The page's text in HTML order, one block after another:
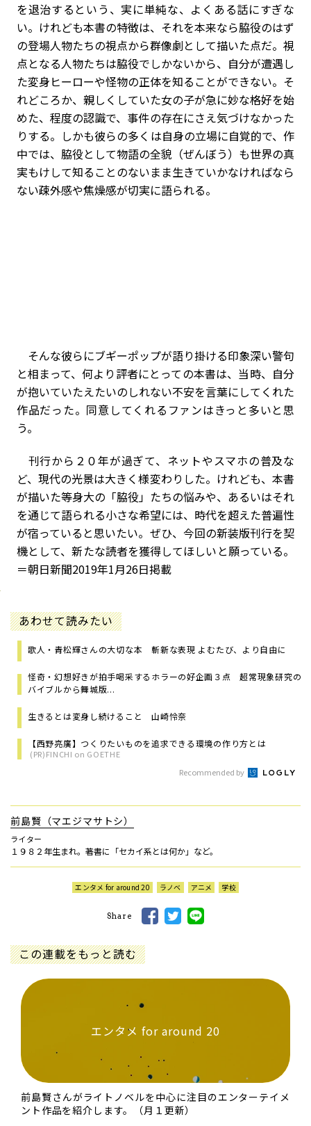
を退治するという、実に単純な、よくある話にすぎな
い。けれども本書の特徴は、それを本来なら脇役のはず
の登場人物たちの視点から群像劇として描いた点だ。視
点となる人物たちは脇役でしかないから、自分が遭遇し
た変身ヒーローや怪物の正体を知ることができない。そ
れどころか、親しくしていた女の子が急に妙な格好を始
めた、程度の認識で、事件の存在にさえ気づけなかった
りする。しかも彼らの多くは自身の立場に自覚的で、作
中では、脇役として物語の全貌（ぜんぼう）も世界の真
実もけして知ることのないまま生きていかなければなら
ない疎外感や焦燥感が切実に語られる。
そんな彼らにブギーポップが語り掛ける印象深い警句
と相まって、何より評者にとっての本書は、当時、自分
が抱いていたえたいのしれない不安を言葉にしてくれた
作品だった。同意してくれるファンはきっと多いと思
う。
刊行から２０年が過ぎて、ネットやスマホの普及な
ど、現代の光景は大きく様変わりした。けれども、本書
が描いた等身大の「脇役」たちの悩みや、あるいはそれ
を通じて語られる小さな希望には、時代を超えた普遍性
が宿っていると思いたい。ぜひ、今回の新装版刊行を契
機として、新たな読者を獲得してほしいと願っている。
＝朝日新聞2019年1月26日掲載
あわせて読みたい
歌人・青松輝さんの大切な本 斬新な表現 よむたび、より自由に
怪奇・幻想好きが拍手喝采するホラーの好企画３点 超常現象研究の
バイブルから舞城版...
生きるとは変身し続けること 山崎怜奈
【西野亮廣】つくりたいものを追求できる環境の作り方とは
(PR)FINCHI on GOETHE
Recommended by
前島賢（マエジマサトシ）
ライター
１９８２年生まれ。著書に「セカイ系とは何か」など。
エンタメ for around 20 ラノベ アニメ 学校
Share
この連載をもっと読む
エンタメ for around 20
前島賢さんがライトノベルを中心に注目のエンターテイメ
ント作品を紹介します。（月１更新）